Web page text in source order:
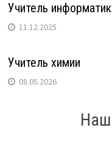
Учитель
11.12.2025
Учитель химии
08.05.2026